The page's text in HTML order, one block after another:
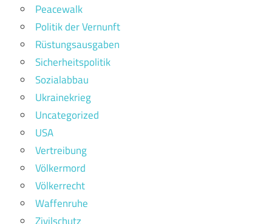
Peacewalk
Politik der Vernunft
Rüstungsausgaben
Sicherheitspolitik
Sozialabbau
Ukrainekrieg
Uncategorized
USA
Vertreibung
Völkermord
Völkerrecht
Waffenruhe
Zivilschutz